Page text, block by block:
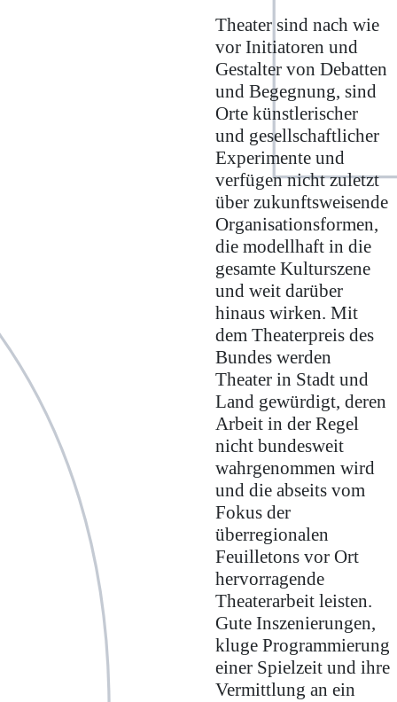
Theater sind nach wie
vor Initiatoren und
Gestalter von Debatten
und Begegnung, sind
Orte künstlerischer
und gesellschaftlicher
Experimente und
verfügen nicht zuletzt
über zukunftsweisende
Organisationsformen,
die modellhaft in die
gesamte Kulturszene
und weit darüber
hinaus wirken. Mit
dem Theaterpreis des
Bundes werden
Theater in Stadt und
Land gewürdigt, deren
Arbeit in der Regel
nicht bundesweit
wahrgenommen wird
und die abseits vom
Fokus der
überregionalen
Feuilletons vor Ort
hervorragende
Theaterarbeit leisten.
Gute Inszenierungen,
kluge Programmierung
einer Spielzeit und ihre
Vermittlung an ein